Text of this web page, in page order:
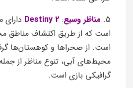
5. مناظر وسیع:
Destiny 2 دارای
است که از طریق اکتشاف مناطق
است. از صحراها و کوهستان‌ها
محیط‌های آبی، تنوع مناظر از
گرافیکی بازی است.